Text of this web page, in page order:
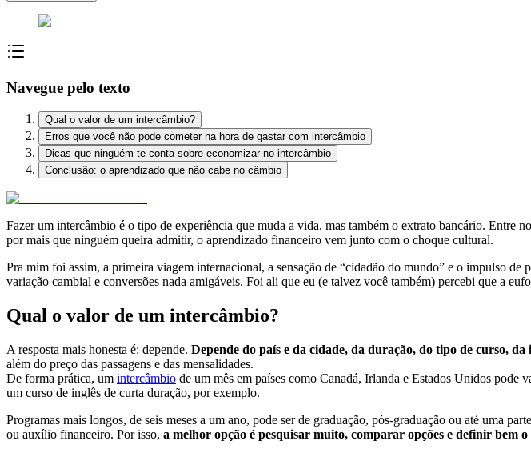
Navegue pelo texto
Qual o valor de um intercâmbio?
Erros que você não pode cometer na hora de gastar com intercâmbio
Dicas que ninguém te conta sobre economizar no intercâmbio
Conclusão: o aprendizado que não cabe no câmbio
Fazer um intercâmbio é o tipo de experiência que muda a vida, mas também o extrato bancário. Entre
por mais que ninguém queira admitir, o aprendizado financeiro vem junto com o choque cultural.
Pra mim foi assim, a primeira viagem internacional, a sensação de “cidadão do mundo” e o impulso
variação cambial e conversões nada amigáveis. Foi ali que eu (e talvez você também) percebi que a
Qual o valor de um intercâmbio?
A resposta mais honesta é: depende. Depende do país e da cidade, da duração, do tipo de curso,
além do preço das passagens e das mensalidades.
De forma prática, um intercâmbio de um mês em países como Canadá, Irlanda e Estados Unidos pode
um curso de inglês de curta duração, por exemplo.
Programas mais longos, de seis meses a um ano, pode ser de graduação, pós-graduação ou até uma
ou auxílio financeiro. Por isso, a melhor opção é pesquisar muito, comparar opções e definir bem